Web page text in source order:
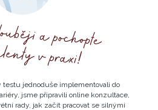
testu jednoduše implementovali do
jsme připravili online konzultace,
rady, jak začít pracovat se silnými